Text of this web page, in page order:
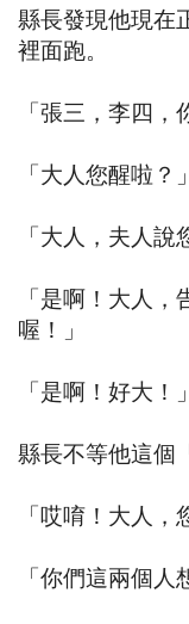
縣長發現他現在
裡面跑。
「張三，李四，
「大人您醒啦？」
「大人，夫人
「是啊！大人
喔！」
「是啊！好大！」
縣長不等他這個
「哎唷！大人，
「你們這兩個人